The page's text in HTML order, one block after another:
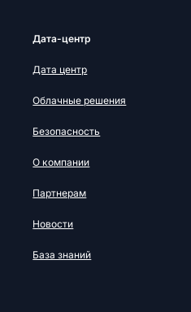
Дата-центр
Дата центр
Облачные решения
Безопасность
О компании
Партнерам
Новости
База знаний